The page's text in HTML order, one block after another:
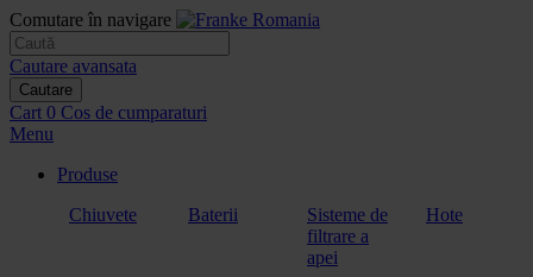
Comutare în navigare
Cautare avansata
Cautare
Cart 0 Cos de cumparaturi
Menu
Produse
Chiuvete
Baterii
Sisteme de
filtrare a
apei
Hote